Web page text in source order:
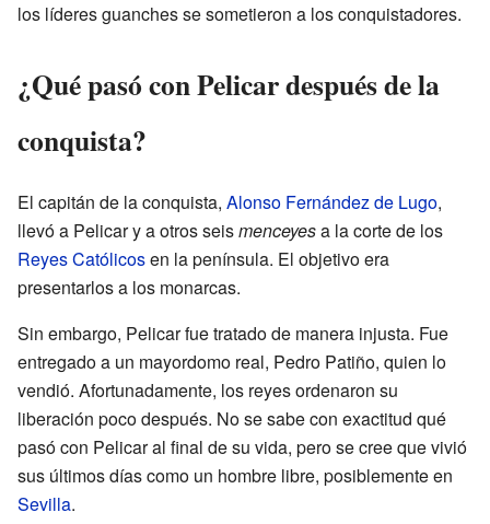
los líderes guanches se sometieron a los conquistadores.
¿Qué pasó con Pelicar después de la
conquista?
El capitán de la conquista, Alonso Fernández de Lugo,
llevó a Pelicar y a otros seismenceyesa la corte de los
Reyes Católicosen la península. El objetivo era
presentarlos a los monarcas.
Sin embargo, Pelicar fue tratado de manera injusta. Fue
entregado a un mayordomo real, Pedro Patiño, quien lo
vendió. Afortunadamente, los reyes ordenaron su
liberación poco después. No se sabe con exactitud qué
pasó con Pelicar al final de su vida, pero se cree que vivió
sus últimos días como un hombre libre, posiblemente en
Sevilla.